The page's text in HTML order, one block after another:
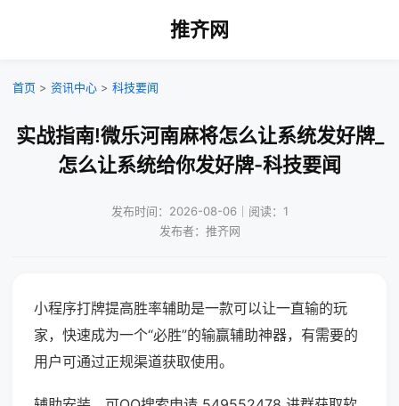
推齐网
首页 > 资讯中心 > 科技要闻
实战指南!微乐河南麻将怎么让系统发好牌_
怎么让系统给你发好牌-科技要闻
发布时间：2026-08-06｜阅读：1
发布者：推齐网
小程序打牌提高胜率辅助是一款可以让一直输的玩
家，快速成为一个“必胜”的输赢辅助神器，有需要的
用户可通过正规渠道获取使用。